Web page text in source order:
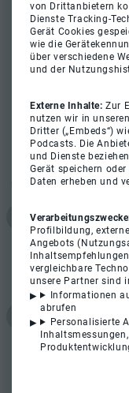
von Drittanbietern
Dienste Tracking-
Gerät Cookies
wie die
über verschiedene
und der
Externe Inhalte:Zur
nutzen wir in
Dritter („Embeds“)
Podcasts. Die
und Dienste
Gerät speichern
Daten erheben und
Profilbildung,
Angebots
vergleichbare
unsere Partner sind
Informationen
abrufen
Personalisierte